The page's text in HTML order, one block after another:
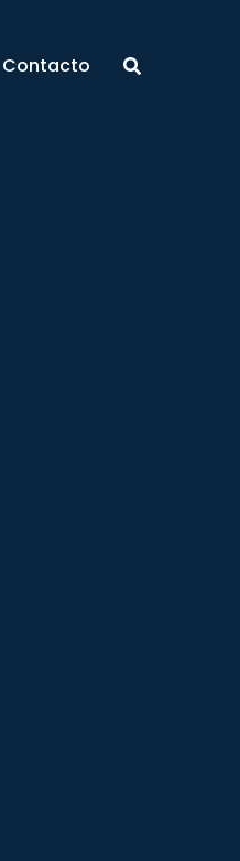
Contacto